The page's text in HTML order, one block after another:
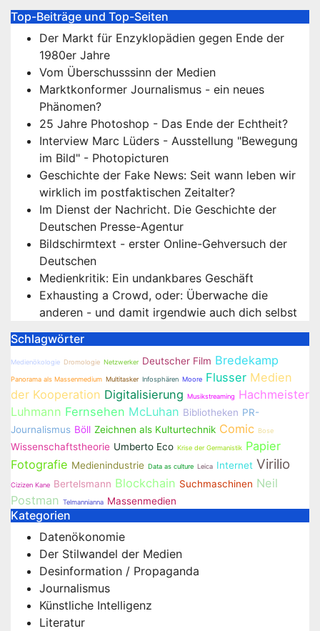
Top-Beiträge und Top-Seiten
Der Markt für Enzyklopädien gegen Ende der
1980er Jahre
Vom Überschusssinn der Medien
Marktkonformer Journalismus - ein neues
Phänomen?
25 Jahre Photoshop - Das Ende der Echtheit?
Interview Marc Lüders - Ausstellung "Bewegung
im Bild" - Photopicturen
Geschichte der Fake News: Seit wann leben wir
wirklich im postfaktischen Zeitalter?
Im Dienst der Nachricht. Die Geschichte der
Deutschen Presse-Agentur
Bildschirmtext - erster Online-Gehversuch der
Deutschen
Medienkritik: Ein undankbares Geschäft
Exhausting a Crowd, oder: Überwache die
anderen - und damit irgendwie auch dich selbst
Schlagwörter
Medienökologie Dromologie Netzwerker Deutscher Film Bredekamp
Panorama als Massenmedium Multitasker Infosphären Moore Flusser Medien
der Kooperation Digitalisierung Musikstreaming
Hachmeister
Luhmann Fernsehen McLuhan Bibliotheken PR-
Journalismus Böll Zeichnen als Kulturtechnik Comic Bose
Wissenschaftstheorie Umberto Eco Krise der Germanistik Papier
Fotografie Medienindustrie Data as culture Leica Internet Virilio
Cizizen Kane Bertelsmann Blockchain Suchmaschinen Neil
Postman Telmannianna Massenmedien
Kategorien
Datenökonomie
Der Stilwandel der Medien
Desinformation / Propaganda
Journalismus
Künstliche Intelligenz
Literatur